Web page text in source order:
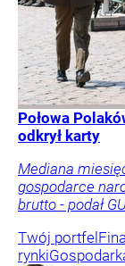
Połowa
odkrył karty
Mediana
gospodarce
brutto - podał
Twój portfel
rynki